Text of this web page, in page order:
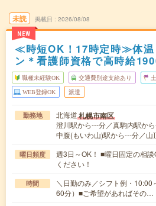
未読
NEW
掲載日 2026/08/08
≪時短OK！17時定時≫体温
ン＊看護師資格で高時給
職種未経験OK 交通費別途支給あり
WEB登録OK 派遣
勤務地 北海道札幌市南区
澄川駅から---分／真駒内駅か
中腹(もいわ山)駅から---分／
曜日頻度
週3日～OK！ ■曜日固定の相
ください！
時間
＼日勤のみ／シフト例・
60分）■ご希望があればその…